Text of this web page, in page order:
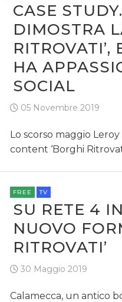
PREVISIONI/
TREND
CASE HISTORY
OPINIONI
CASE
DIMOSTRA
HA
SOCIAL
05 Novembre 2019
Lo scorso maggio
content ‘Borghi
FREE TV
SU RETE 4
NUOVO
RITROVATI’
30 Maggio 2019
Calamecca, un antico